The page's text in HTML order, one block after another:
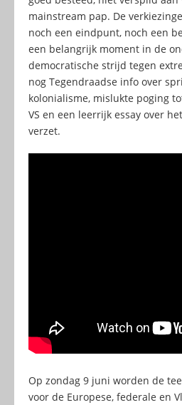
mainstream pap. De
noch een eindpunt, noch een
een belangrijk moment in de
democratische strijd tegen
nog Tegendraadse info over
kolonialisme, mislukte poging
VS en een leerrijk essay over
verzet.
Op zondag 9 juni worden de
voor de Europese, federale en